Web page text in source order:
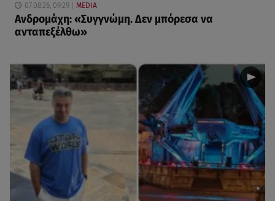
07.08.26, 09:29 MEDIA
Ανδρομάχη: «Συγγνώμη. Δεν μπόρεσα να
ανταπεξέλθω»